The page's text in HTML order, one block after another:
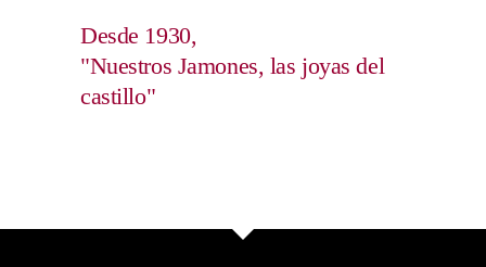
Desde 1930,
"Nuestros Jamones, las joyas del
castillo"